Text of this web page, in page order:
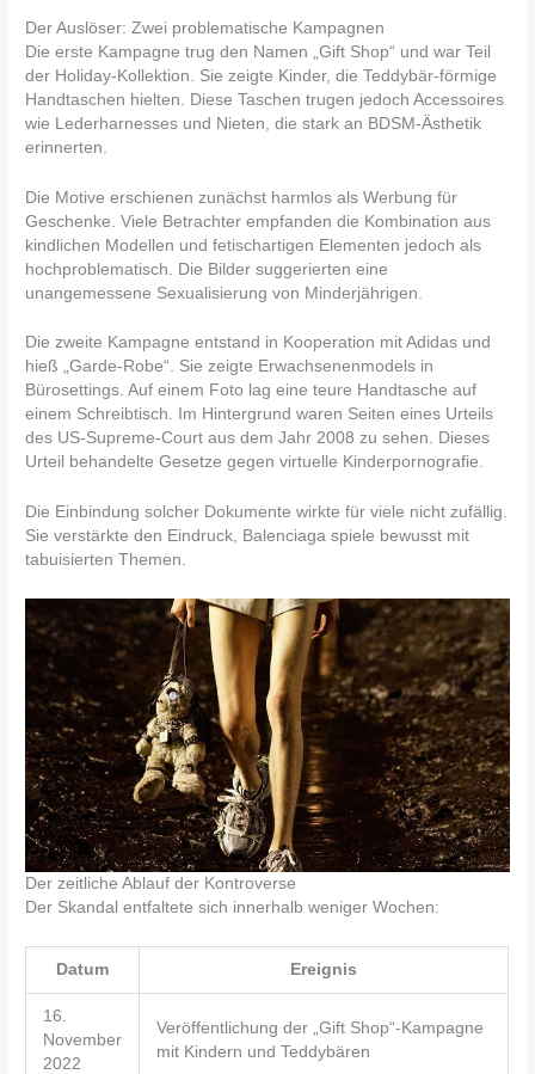
Der Auslöser: Zwei problematische Kampagnen
Die erste Kampagne trug den Namen „Gift Shop“ und war Teil
der Holiday-Kollektion. Sie zeigte Kinder, die Teddybär-förmige
Handtaschen hielten. Diese Taschen trugen jedoch Accessoires
wie Lederharnesses und Nieten, die stark an BDSM-Ästhetik
erinnerten.
Die Motive erschienen zunächst harmlos als Werbung für
Geschenke. Viele Betrachter empfanden die Kombination aus
kindlichen Modellen und fetischartigen Elementen jedoch als
hochproblematisch. Die Bilder suggerierten eine
unangemessene Sexualisierung von Minderjährigen.
Die zweite Kampagne entstand in Kooperation mit Adidas und
hieß „Garde-Robe“. Sie zeigte Erwachsenenmodels in
Bürosettings. Auf einem Foto lag eine teure Handtasche auf
einem Schreibtisch. Im Hintergrund waren Seiten eines Urteils
des US-Supreme-Court aus dem Jahr 2008 zu sehen. Dieses
Urteil behandelte Gesetze gegen virtuelle Kinderpornografie.
Die Einbindung solcher Dokumente wirkte für viele nicht zufällig.
Sie verstärkte den Eindruck, Balenciaga spiele bewusst mit
tabuisierten Themen.
Der zeitliche Ablauf der Kontroverse
Der Skandal entfaltete sich innerhalb weniger Wochen:
Datum Ereignis
16.
November
2022
Veröffentlichung der „Gift Shop“-Kampagne
mit Kindern und Teddybären